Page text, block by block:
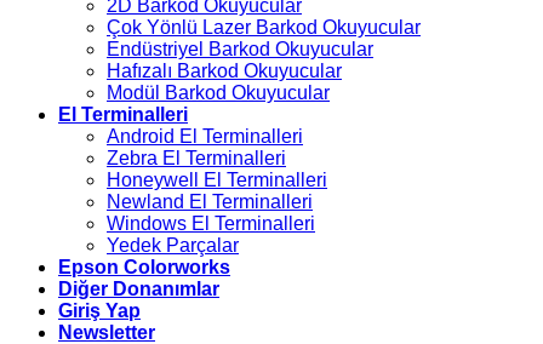
2D Barkod Okuyucular
Çok Yönlü Lazer Barkod Okuyucular
Endüstriyel Barkod Okuyucular
Hafızalı Barkod Okuyucular
Modül Barkod Okuyucular
El Terminalleri
Android El Terminalleri
Zebra El Terminalleri
Honeywell El Terminalleri
Newland El Terminalleri
Windows El Terminalleri
Yedek Parçalar
Epson Colorworks
Diğer Donanımlar
Giriş Yap
Newsletter